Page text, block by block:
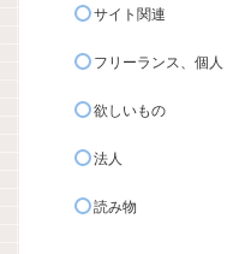
サイト関連
フリーランス、個人
欲しいもの
法人
読み物